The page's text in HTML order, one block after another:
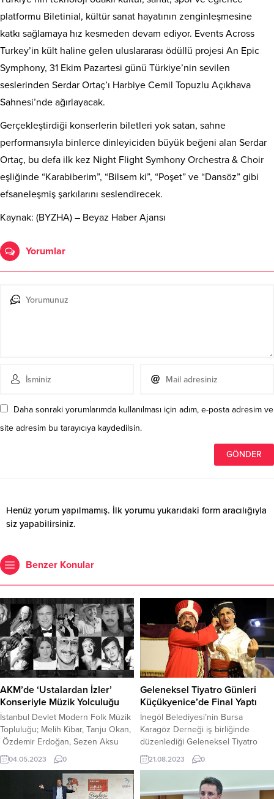
platformu Biletinial, kültür sanat hayatının zenginleşmesine
katkı sağlamaya hız kesmeden devam ediyor. Events Across
Turkey’in kült haline gelen uluslararası ödüllü projesi An Epic
Symphony, 31 Ekim Pazartesi günü Türkiye’nin sevilen
seslerinden Serdar Ortaç’ı Harbiye Cemil Topuzlu Açıkhava
Sahnesi’nde ağırlayacak.
Gerçekleştirdiği konserlerin biletleri yok satan, sahne
performansıyla binlerce dinleyiciden büyük beğeni alan Serdar
Ortaç, bu defa ilk kez Night Flight Symhony Orchestra & Choir
eşliğinde “Karabiberim”, “Bilsem ki”, “Poşet” ve “Dansöz” gibi
efsaneleşmiş şarkılarını seslendirecek.
Kaynak: (BYZHA) – Beyaz Haber Ajansı
Yorumlar
Daha sonraki yorumlarımda kullanılması için adım, e-posta adresim ve
site adresim bu tarayıcıya kaydedilsin.
Henüz yorum yapılmamış. İlk yorumu yukarıdaki form aracılığıyla
siz yapabilirsiniz.
Benzer Konular
AKM’de ‘Ustalardan İzler’
Konseriyle Müzik Yolculuğu
İstanbul Devlet Modern Folk Müzik
Topluluğu; Melih Kibar, Tanju Okan,
Özdemir Erdoğan, Sezen Aksu
gibi usta sanatçıların 70’li ve 80’li
yıllara damga vuran şarkılarını 9
Mayıs Salı günü AKM Türk Telekom
Opera Salonunda müzikseverlerle
04.05.2023 0
Geleneksel Tiyatro Günleri
Küçükyenice’de Final Yaptı
İnegöl Belediyesi’nin Bursa
Karagöz Derneği iş birliğinde
düzenlediği Geleneksel Tiyatro
Günleri 5 kırsal mahallede
çocuklarla buluştu. Meddah, Orta
Oyunu ve Karagöz gösterileri ile
İnegöllü minikler keyifli anlar
21.08.2023 0